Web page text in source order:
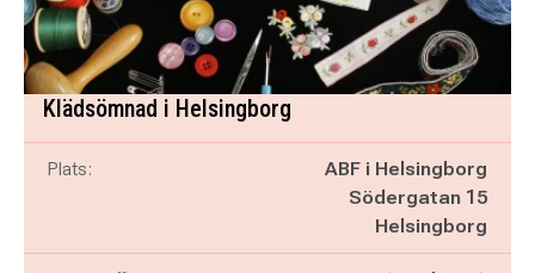
Klädsömnad i Helsingborg
Plats:
ABF i Helsingborg
Södergatan 15
Helsingborg